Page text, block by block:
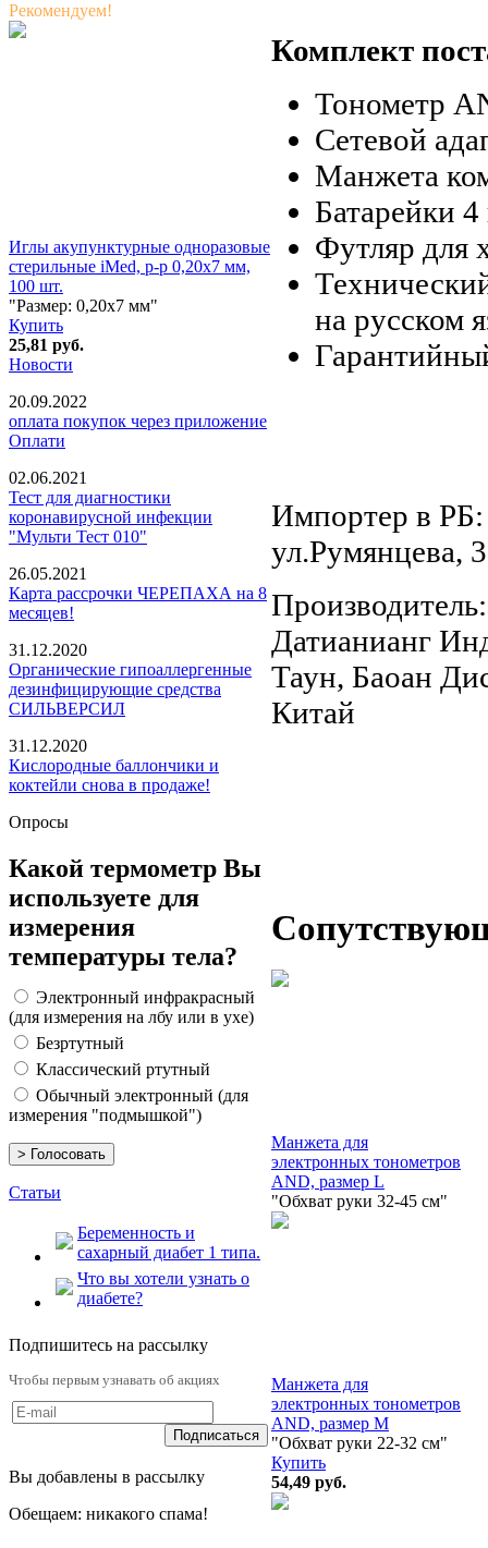
Рекомендуем!
Иглы акупунктурные одноразовые
стерильные iMed, р-р 0,20х7 мм,
100 шт.
"Размер: 0,20х7 мм"
Купить
25,81 руб.
Новости
20.09.2022
оплата покупок через приложение
Оплати
02.06.2021
Тест для диагностики
коронавирусной инфекции
"Мульти Тест 010"
26.05.2021
Карта рассрочки ЧЕРЕПАХА на 8
месяцев!
31.12.2020
Органические гипоаллергенные
дезинфицирующие средства
СИЛЬВЕРСИЛ
31.12.2020
Кислородные баллончики и
коктейли снова в продаже!
Опросы
Какой термометр Вы
используете для
измерения
температуры тела?
Электронный инфракрасный
(для измерения на лбу или в ухе)
Безртутный
Классический ртутный
Обычный электронный (для
измерения "подмышкой")
Статьи
Беременность и
сахарный диабет 1 типа.
Что вы хотели узнать о
диабете?
Подпишитесь на рассылку
Чтобы первым узнавать об акциях
Вы добавлены в рассылку
Обещаем: никакого спама!
Комплект
Тонометр
Сетевой
Манжета
Батарейки
Футляр для
на русском
Импортер в
ул.Румянцева,
Датианианг
Таун, Баоан
Китай
Манжета для
электронных тонометров
AND, размер L
"Обхват руки 32-45 см"
Манжета для
электронных тонометров
AND, размер M
"Обхват руки 22-32 см"
Купить
54,49 руб.